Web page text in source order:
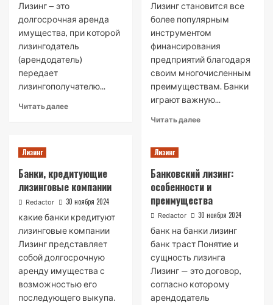
Лизинг ౼ это
долгосрочная аренда
имущества, при которой
лизингодатель
(арендодатель)
передает
лизингополучателю...
Читать далееRead
такое
и
какие
виды
Лизинг становится все
более популярным
инструментом
финансирования
предприятий благодаря
своим многочисленным
преимуществам. Банки
играют важную...
Читать далееRead
лизинговых
операций
Лизинг
Банки, кредитующие
лизинговые компании
Redactor 30 ноября 2024
какие банки кредитуют
лизинговые компании
Лизинг представляет
собой долгосрочную
аренду имущества с
возможностью его
последующего выкупа․
Лизинг
Банковский лизинг:
особенности и
преимущества
Redactor 30 ноября 2024
банк на банки лизинг
банк траст Понятие и
сущность лизинга
Лизинг — это договор,
согласно которому
арендодатель